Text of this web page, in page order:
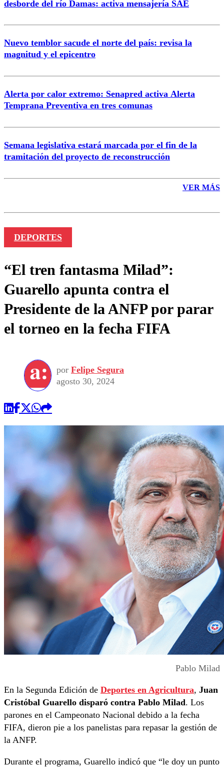
desborde del río Damas: activa mensajería SAE
Nuevo temblor sacude el norte del país: revisa la
magnitud y el epicentro
Alerta por calor extremo: Senapred activa Alerta
Temprana Preventiva en tres comunas
Semana legislativa estará marcada por el fin de la
tramitación del proyecto de reconstrucción
VER MÁS
DEPORTES
“El tren fantasma Milad”:
Guarello apunta contra el
Presidente de la ANFP por parar
el torneo en la fecha FIFA
por Felipe Segura
agosto 30, 2024
Pablo Milad
En la Segunda Edición de Deportes en Agricultura, Juan
Cristóbal Guarello disparó contra Pablo Milad. Los
parones en el Campeonato Nacional debido a la fecha
FIFA, dieron pie a los panelistas para repasar la gestión de
la ANFP.
Durante el programa, Guarello indicó que “le doy un punto